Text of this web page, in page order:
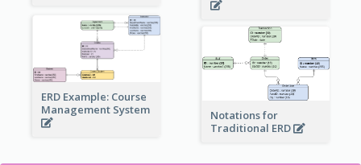
ERD Example: Course
Management System
Notations for
Traditional ERD